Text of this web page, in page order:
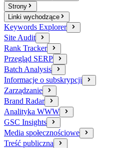
Strony
Linki wychodzące
Keywords Explorer
Site Audit
Rank Tracker
Przegląd SERP
Batch Analysis
Informacje o subskrypcji
Zarządzanie
Brand Radar
Analityka WWW
GSC Insights
Media społecznościowe
Treść publiczna